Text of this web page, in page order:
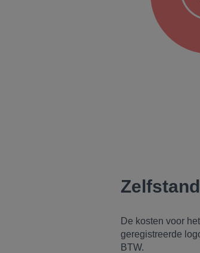
De kosten voor
geregistreerde
BTW.